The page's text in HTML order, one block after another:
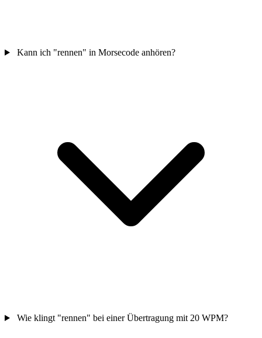
Kann ich "rennen" in Morsecode anhören?
Wie klingt "rennen" bei einer Übertragung mit 20 WPM?